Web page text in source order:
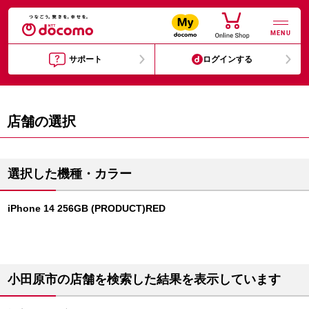
MENU
サポート ログインする
店舗の選択
選択した機種・カラー
iPhone 14 256GB (PRODUCT)RED
小田原市の店舗を検索した結果を表示しています